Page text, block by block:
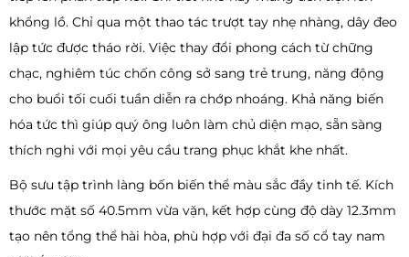
khổng lồ. Chỉ qua một thao tác trượt tay nhẹ nhàng, dây đeo
lập tức được tháo rời. Việc thay đổi phong cách từ chững
chạc, nghiêm túc chốn công sở sang trẻ trung, năng động
cho buổi tối cuối tuần diễn ra chớp nhoáng. Khả năng biến
hóa tức thì giúp quý ông luôn làm chủ diện mạo, sẵn sàng
thích nghi với mọi yêu cầu trang phục khắt khe nhất.
Bộ sưu tập trình làng bốn biến thể màu sắc đầy tinh tế. Kích
thước mặt số 40.5mm vừa vặn, kết hợp cùng độ dày 12.3mm
tạo nên tổng thể hài hòa, phù hợp với đại đa số cổ tay nam